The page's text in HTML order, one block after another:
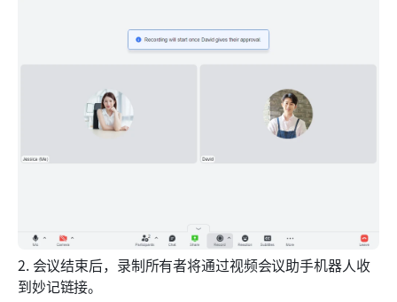
2. 会议结束后，录制所有者将通过视频会议助手机器人收
到妙记链接。